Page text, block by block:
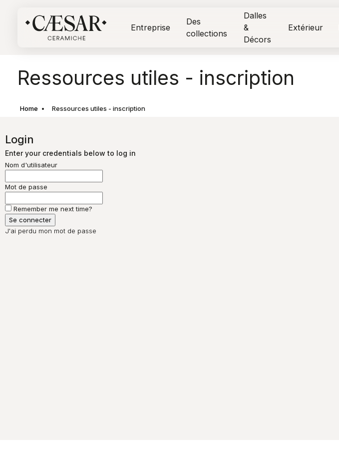
Entreprise
Des
collections
Dalles
&
Décors
Extérieur
Ressources utiles - inscription
Home Ressources utiles - inscription
Login
Enter your credentials below to log in
Nom d'utilisateur
Mot de passe
Remember me next time?
J'ai perdu mon mot de passe